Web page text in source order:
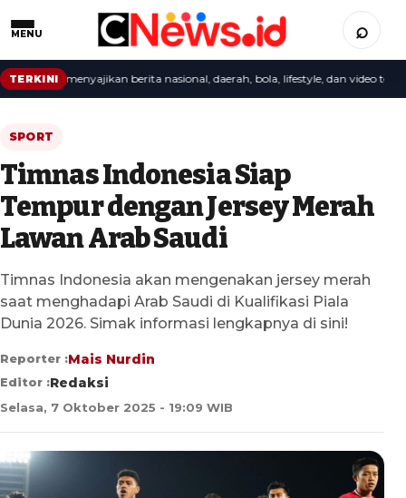
MENU ⌕
TERKINImenyajikan berita nasional, daerah, bola, lifestyle, dan video terbaru.
SPORT
Timnas Indonesia Siap
Tempur dengan Jersey Merah
Lawan Arab Saudi
Timnas Indonesia akan mengenakan jersey merah
saat menghadapi Arab Saudi di Kualifikasi Piala
Dunia 2026. Simak informasi lengkapnya di sini!
Reporter :Mais Nurdin
Editor :Redaksi
Selasa, 7 Oktober 2025 - 19:09 WIB